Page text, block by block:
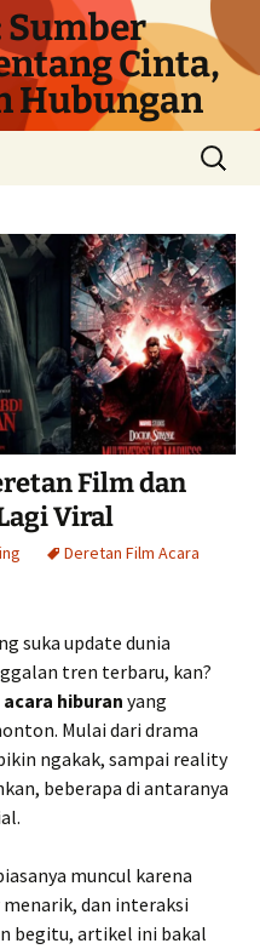
Sumber
Cinta,
Hubungan
Cari
untuk:
Film dan
Viral
Deretan Film Acara
suka update dunia
tren terbaru, kan?
hiburan yang
Mulai dari drama
ngakak, sampai reality
beberapa di antaranya
muncul karena
dan interaksi
begitu, artikel ini bakal